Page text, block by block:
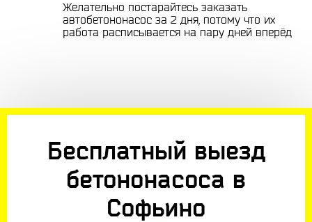
Желательно постарайтесь заказать
автобетононасос за 2 дня, потому что их
работа расписывается на пару дней вперёд
Бесплатный выезд
бетононасоса в
Софьино